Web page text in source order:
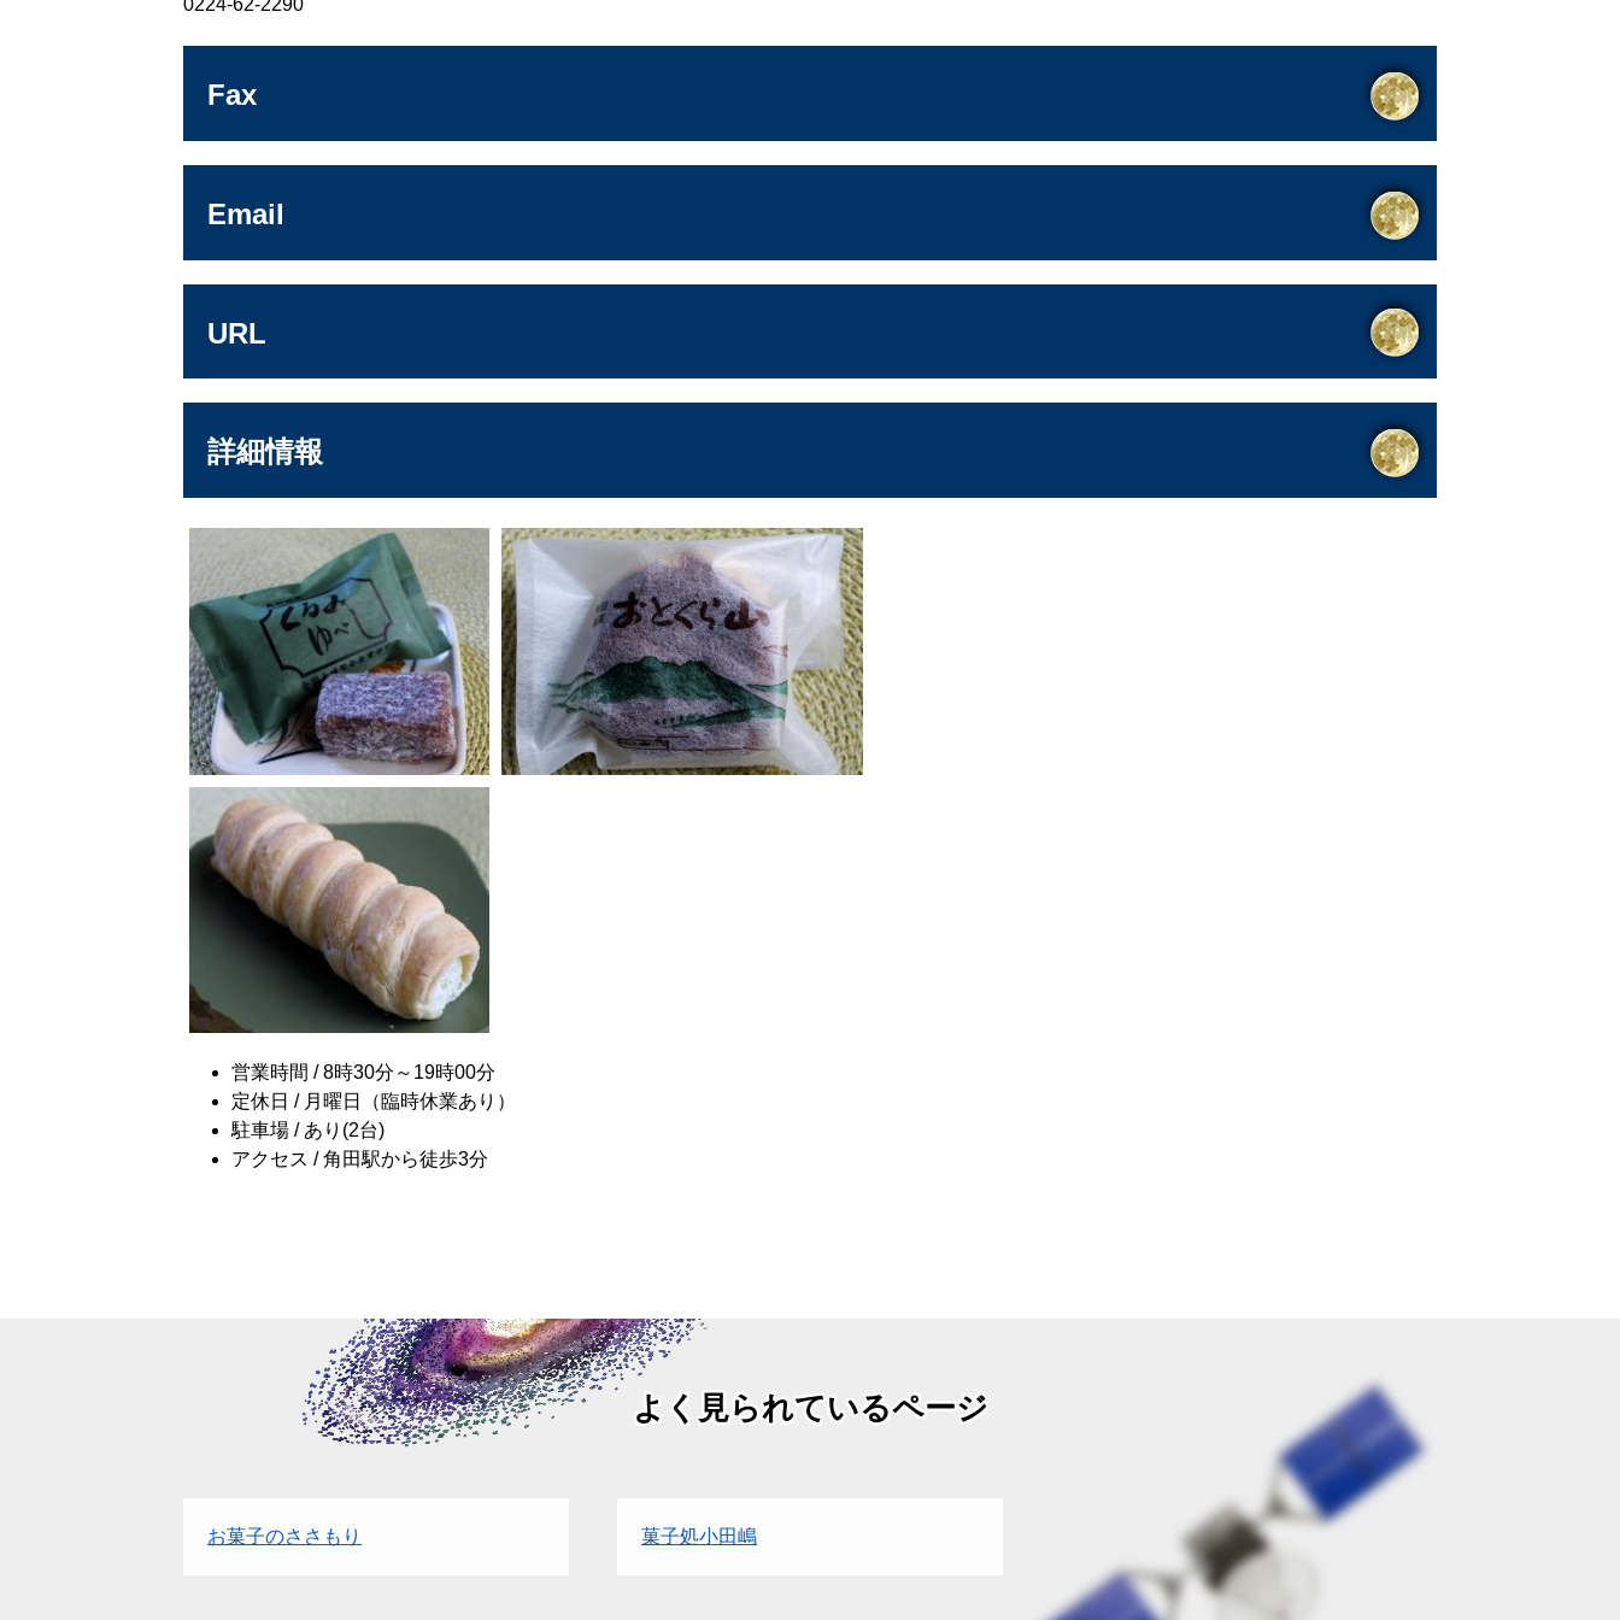
0224-62-2290
Fax
Email
URL
詳細情報
営業時間 / 8時30分～19時00分
定休日 / 月曜日（臨時休業あり）
駐車場 / あり(2台)
アクセス / 角田駅から徒歩3分
よく見られているページ
お菓子のささもり 菓子処小田嶋